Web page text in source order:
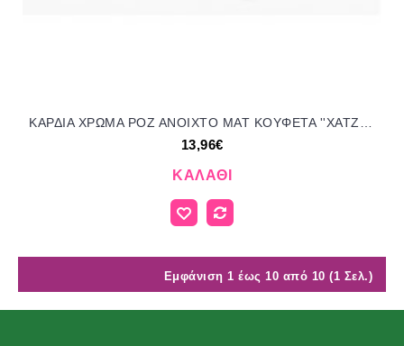
13,96€
ΚΑΛΆΘΙ
Εμφάνιση 1 έως 10 από 10 (1 Σελ.)